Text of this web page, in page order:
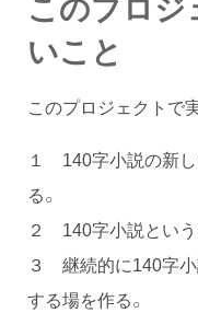
いこと
このプロジェクトで
１ 140字小説の新
る。
２ 140字小説という
３ 継続的に140字小
する場を作る。